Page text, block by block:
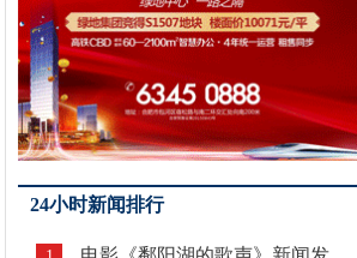
24小时新闻排行